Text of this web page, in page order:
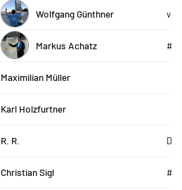
Wolfgang Günthner
Markus Achatz
Maximilian Müller
Karl Holzfurtner
R. R.
Christian Sigl